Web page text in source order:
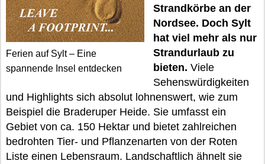
Ferien auf Sylt – Eine
spannende Insel entdecken
Strandkörbe an der
Nordsee. Doch Sylt
hat viel mehr als nur
Strandurlaub zu
bieten. Viele
Sehenswürdigkeiten
und Highlights sich absolut lohnenswert, wie zum
Beispiel die Braderuper Heide. Sie umfasst ein
Gebiet von ca. 150 Hektar und bietet zahlreichen
bedrohten Tier- und Pflanzenarten von der Roten
Liste einen Lebensraum. Landschaftlich ähnelt sie